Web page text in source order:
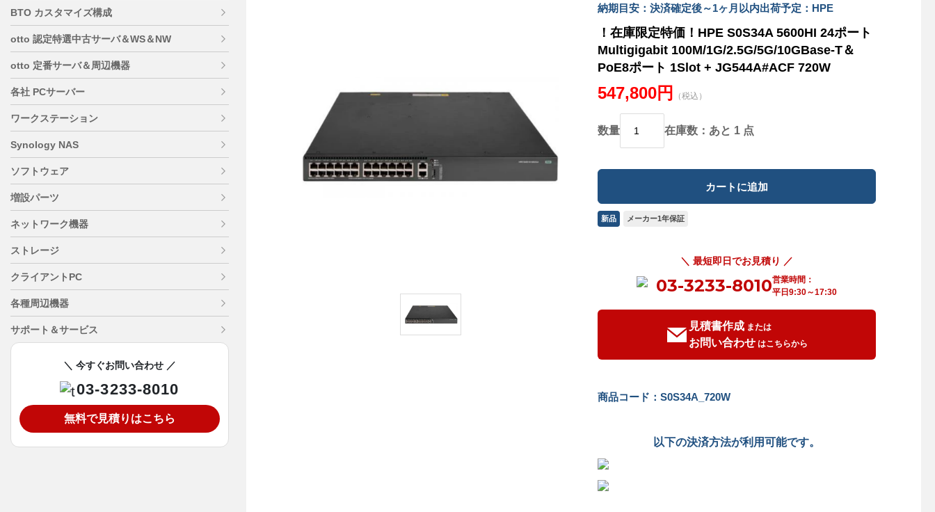
納期目安：決済確定後～1ヶ月以内出荷予定：HPE
！在庫限定特価！HPE S0S34A 5600HI 24ポート
Multigigabit 100M/1G/2.5G/5G/10GBase-T＆
PoE8ポート 1Slot + JG544A#ACF 720W
547,800円 （税込）
数量 在庫数：あと 1 点
新品 メーカー1年保証
＼ 最短即日でお見積り ／
03-3233-8010営業時間：
平日9:30～17:30
見積書作成 または
お問い合わせ はこちらから
商品コード：S0S34A_720W
以下の決済方法が利用可能です。
BTO カスタマイズ構成
otto 認定特選中古サーバ＆WS＆NW
otto 定番サーバ＆周辺機器
各社 PCサーバー
ワークステーション
Synology NAS
ソフトウェア
増設パーツ
ネットワーク機器
ストレージ
クライアントPC
各種周辺機器
サポート＆サービス
＼ 今すぐお問い合わせ ／
03-3233-8010
無料で見積りはこちら